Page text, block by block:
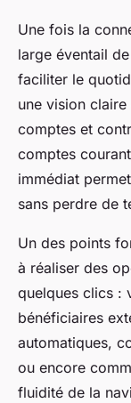
Une fois la
large éventail
faciliter le
une vision claire
comptes et
comptes
immédiat
sans perdre de
Un des points
à réaliser des
quelques clics :
bénéficiaires
automatiques,
ou encore
fluidité de la